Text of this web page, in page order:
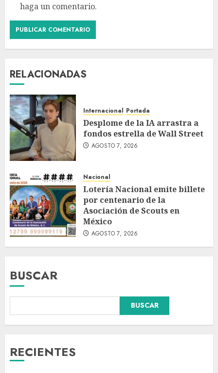
haga un comentario.
RELACIONADAS
Internacional Portada
Desplome de la IA arrastra a
fondos estrella de Wall Street
AGOSTO 7, 2026
Nacional
Lotería Nacional emite billete
por centenario de la
Asociación de Scouts en
México
AGOSTO 7, 2026
BUSCAR
BUSCAR
RECIENTES
3
Fallece Carlos Garfias Merlos,